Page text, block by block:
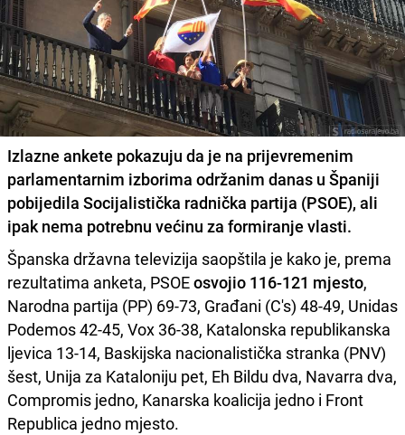
Izlazne ankete pokazuju da je na prijevremenim
parlamentarnim izborima održanim danas u Španiji
pobijedila Socijalistička radnička partija (PSOE), ali
ipak nema potrebnu većinu za formiranje vlasti.
Španska državna televizija saopštila je kako je, prema
rezultatima anketa, PSOEosvojio 116-121 mjesto,
Narodna partija (PP) 69-73, Građani (C's) 48-49, Unidas
Podemos 42-45, Vox 36-38, Katalonska republikanska
ljevica 13-14, Baskijska nacionalistička stranka (PNV)
šest, Unija za Kataloniju pet, Eh Bildu dva, Navarra dva,
Compromis jedno, Kanarska koalicija jedno i Front
Republica jedno mjesto.